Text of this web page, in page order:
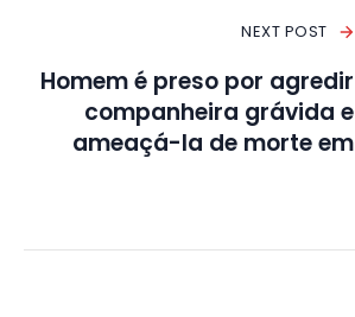
NEXT POST
Homem é preso por agredir
companheira grávida e
ameaçá-la de morte em